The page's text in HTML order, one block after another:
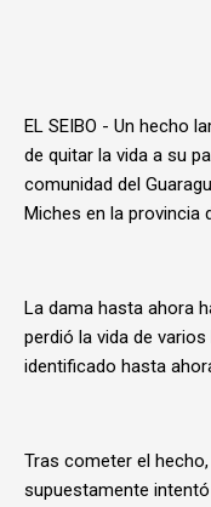
EL SEIBO - Un hecho
de quitar la vida a su
comunidad del
Miches en la provincia
La dama hasta ahora
perdió la vida de
identificado hasta
Tras cometer el
supuestamente